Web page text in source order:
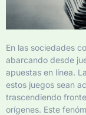
En las sociedades
abarcando desde
apuestas en línea.
estos juegos sean
trascendiendo
orígenes. Este